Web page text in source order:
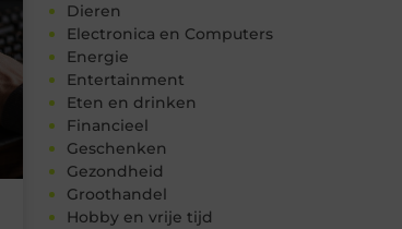
Dieren
Electronica en Computers
Energie
Entertainment
Eten en drinken
Financieel
Geschenken
Gezondheid
Groothandel
Hobby en vrije tijd